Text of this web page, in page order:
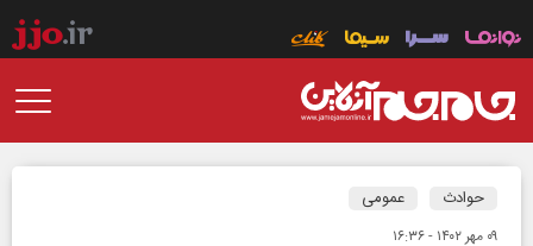
حوادث عمومی
۰۹ مهر ۱۴۰۲ - ۱۶:۳۶